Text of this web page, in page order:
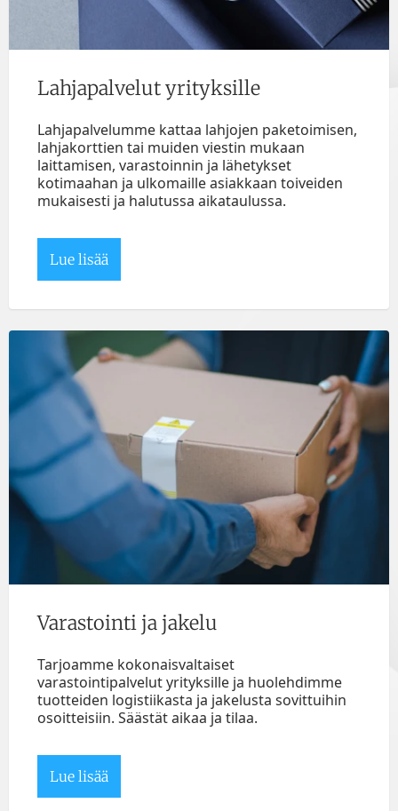
Lahjapalvelut yrityksille
Lahjapalvelumme kattaa lahjojen paketoimisen,
lahjakorttien tai muiden viestin mukaan
laittamisen, varastoinnin ja lähetykset
kotimaahan ja ulkomaille asiakkaan toiveiden
mukaisesti ja halutussa aikataulussa.
Lue lisää
Varastointi ja jakelu
Tarjoamme kokonaisvaltaiset
varastointipalvelut yrityksille ja huolehdimme
tuotteiden logistiikasta ja jakelusta sovittuihin
osoitteisiin. Säästät aikaa ja tilaa.
Lue lisää